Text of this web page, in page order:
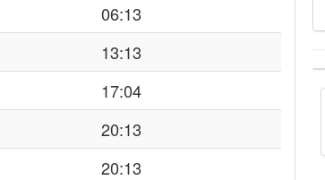
06:13
13:13
17:04
20:13
20:13